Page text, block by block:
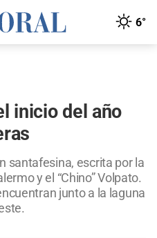
6°
inicio del año
santafesina, escrita por la
y el “Chino” Volpato.
junto a la laguna